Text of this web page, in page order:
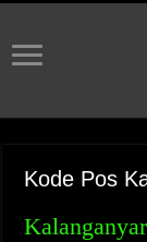
Kode Pos